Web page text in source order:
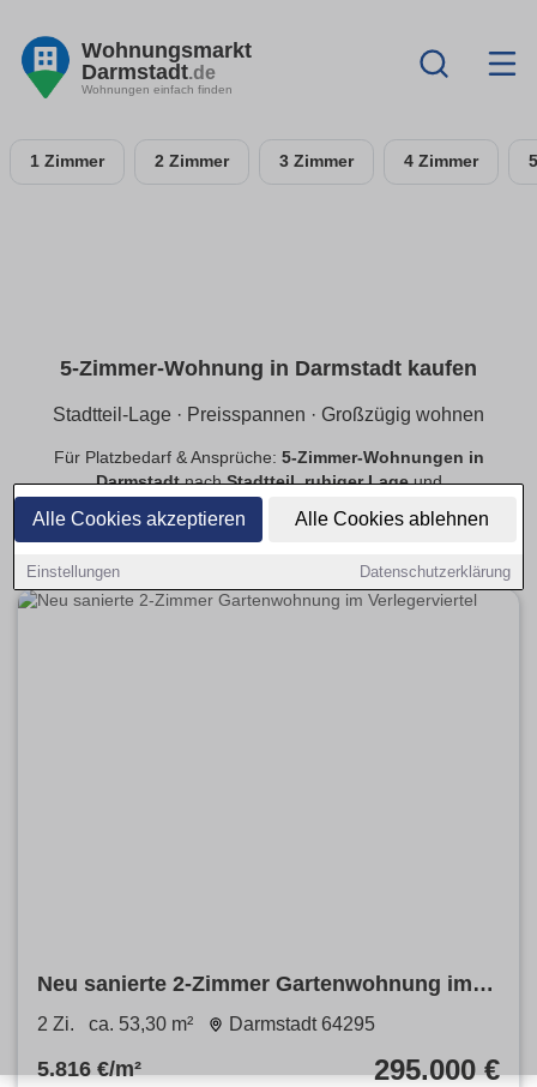
Alle Cookies akzeptieren Alle Cookies ablehnen
Einstellungen Datenschutzerklärung
Wohnungsmarkt
Darmstadt.de
Wohnungen einfach finden
1 Zimmer 2 Zimmer 3 Zimmer 4 Zimmer
5-Zimmer-Wohnung in Darmstadt kaufen
Stadtteil-Lage · Preisspannen · Großzügig wohnen
Für Platzbedarf & Ansprüche: 5-Zimmer-Wohnungen in
DarmstadtnachStadtteil,ruhiger Lageund
provisionsfreie
passender Ausstattung.
Neu sanierte 2-Zimmer Gartenwohnung im
Verlegerviertel
2 Zi. ca. 53,30 m² Darmstadt 64295
5.816 €/m² 295.000 €